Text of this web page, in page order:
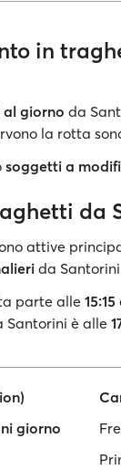
in
giorno da
la rotta
soggetti a
da
attive
da
parte alle 15:15
Santorini è alle
giorno